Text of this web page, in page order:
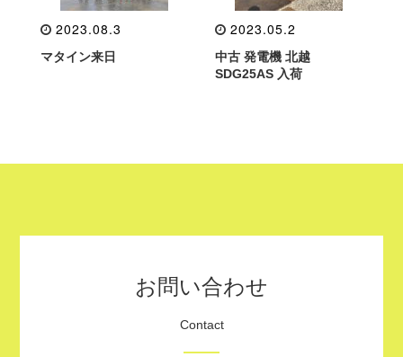
2023.08.3
マタイン来日
2023.05.2
中古 発電機 北越
SDG25AS 入荷
お問い合わせ
Contact